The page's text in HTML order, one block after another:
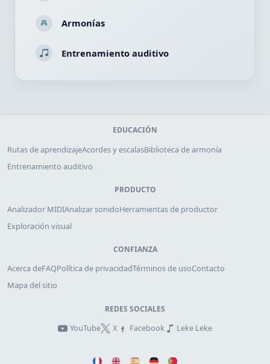
Armonías
Entrenamiento auditivo
EDUCACIÓN
Rutas de aprendizajeAcordes y escalasBiblioteca de armonía
Entrenamiento auditivo
PRODUCTO
Analizador MIDIAnalizar sonidoHerramientas de productor
Exploración visual
CONFIANZA
Acerca deFAQPolítica de privacidadTérminos de usoContacto
Mapa del sitio
REDES SOCIALES
YouTube X Facebook Leke Leke